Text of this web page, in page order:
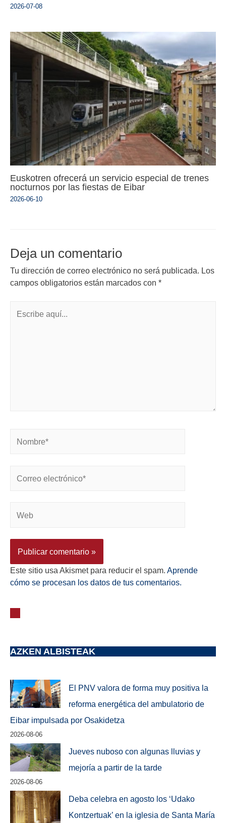
2026-07-08
Euskotren ofrecerá un servicio especial de trenes
nocturnos por las fiestas de Eibar
2026-06-10
Deja un comentario
Tu dirección de correo electrónico no será publicada. Los
campos obligatorios están marcados con *
Este sitio usa Akismet para reducir el spam. Aprende
cómo se procesan los datos de tus comentarios.
AZKEN ALBISTEAK
El PNV valora de forma muy positiva la
reforma energética del ambulatorio de
Eibar impulsada por Osakidetza
2026-08-06
Jueves nuboso con algunas lluvias y
mejoría a partir de la tarde
2026-08-06
Deba celebra en agosto los ‘Udako
Kontzertuak’ en la iglesia de Santa María